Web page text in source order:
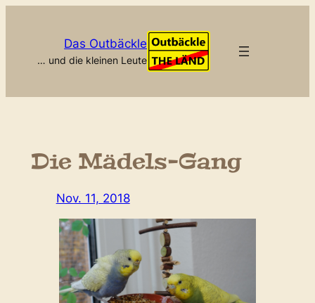
Das Outbäckle
… und die kleinen Leute
Die Mädels-Gang
Nov. 11, 2018